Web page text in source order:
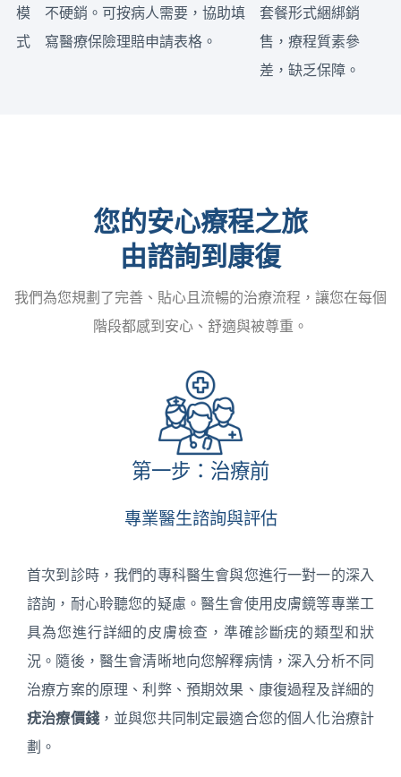
模
式
不硬銷。可按病人需要，協助填
寫醫療保險理賠申請表格。
套餐形式綑綁銷
售，療程質素參
差，缺乏保障。
您的安心療程之旅
由諮詢到康復
我們為您規劃了完善、貼心且流暢的治療流程，讓您在每個
階段都感到安心、舒適與被尊重。
第一步：治療前
專業醫生諮詢與評估
首次到診時，我們的專科醫生會與您進行一對一的深入
諮詢，耐心聆聽您的疑慮。醫生會使用皮膚鏡等專業工
具為您進行詳細的皮膚檢查，準確診斷疣的類型和狀
況。隨後，醫生會清晰地向您解釋病情，深入分析不同
治療方案的原理、利弊、預期效果、康復過程及詳細的
疣治療價錢，並與您共同制定最適合您的個人化治療計
劃。